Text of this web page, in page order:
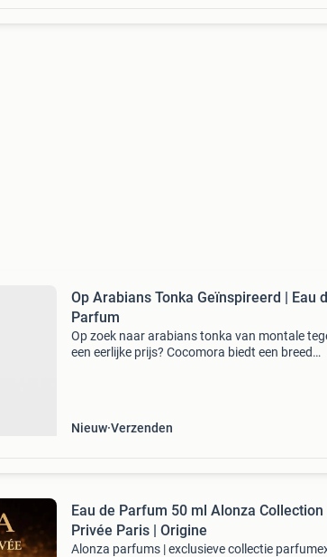
Op Arabians Tonka Geïnspireerd | Eau
Parfum
Op zoek naar arabians tonka van montale
een eerlijke prijs? Cocomora biedt een breed
Nieuw Verzenden
Eau de Parfum 50 ml Alonza Collection
Privée Paris | Origine
Alonza parfums | exclusieve collectie